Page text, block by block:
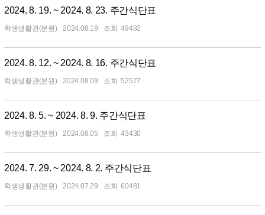
2024. 8. 19. ~ 2024. 8. 23. 주간식단표
학생생활관(분원) 2024.08.19 49482
2024. 8. 12. ~ 2024. 8. 16. 주간식단표
학생생활관(분원) 2024.08.09 52577
2024. 8. 5. ~ 2024. 8. 9. 주간식단표
학생생활관(분원) 2024.08.05 43430
2024. 7. 29. ~ 2024. 8. 2. 주간식단표
학생생활관(분원) 2024.07.29 60481